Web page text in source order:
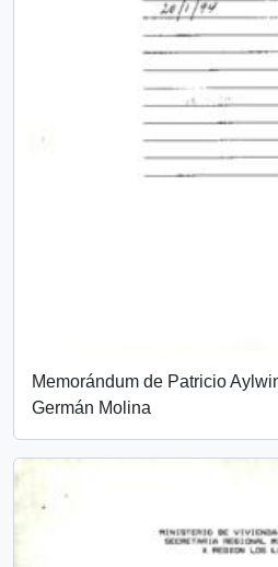
Memorándum de Patricio
Germán Molina